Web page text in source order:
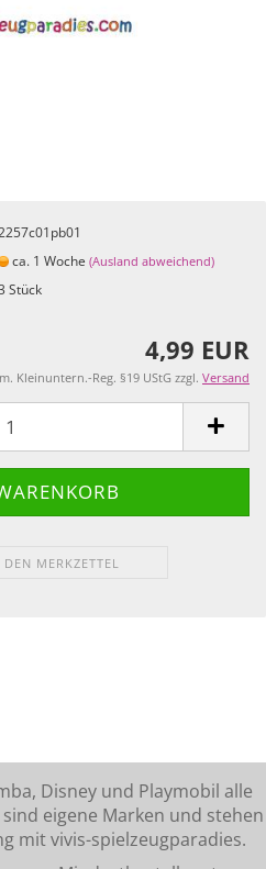
ca. 1 Woche(Ausland abweichend)
Stück
4,99 EUR
Kleinuntern.-Reg. §19 UStG zzgl. Versand
DEN MERKZETTEL
Disney und Playmobil alle
eigene Marken und stehen
mit vivis-spielzeugparadies.